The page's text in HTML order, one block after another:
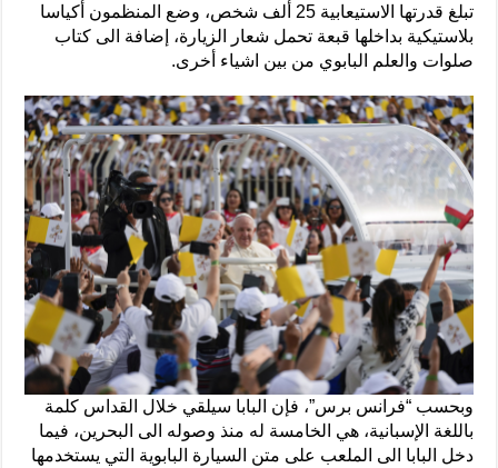
تبلغ قدرتها الاستيعابية 25 ألف شخص، وضع المنظمون أكياسا
بلاستيكية بداخلها قبعة تحمل شعار الزيارة، إضافة الى كتاب
صلوات والعلم البابوي من بين اشياء أخرى.
وبحسب “فرانس برس”، فإن البابا سيلقي خلال القداس كلمة
باللغة الإسبانية، هي الخامسة له منذ وصوله الى البحرين، فيما
دخل البابا الى الملعب على متن السيارة البابوية التي يستخدمها